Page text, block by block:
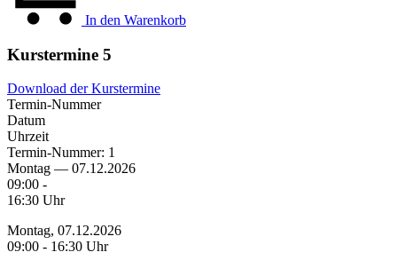
In den Warenkorb
Kurstermine 5
Download der Kurstermine
Termin-Nummer
Datum
Uhrzeit
Termin-Nummer: 1
Montag — 07.12.2026
09:00 -
16:30 Uhr
Montag, 07.12.2026
09:00 - 16:30 Uhr